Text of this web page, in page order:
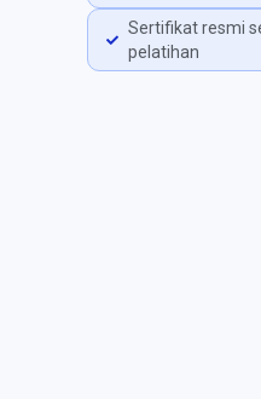
Sertifikat resmi
pelatihan